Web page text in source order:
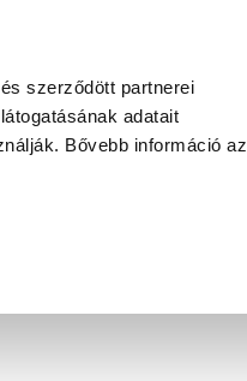
szerződött partnerei
adatait
Bővebb információ az